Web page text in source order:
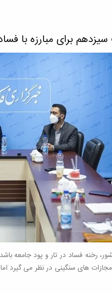
رخنه فساد در تار و پود جامعه
های سنگینی در نظر می گیرد